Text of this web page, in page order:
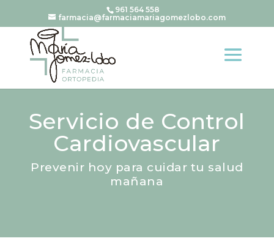
961 564 558
farmacia@farmaciamariagomezlobo.com
Servicio de Control
Cardiovascular
Prevenir hoy para cuidar tu salud
mañana